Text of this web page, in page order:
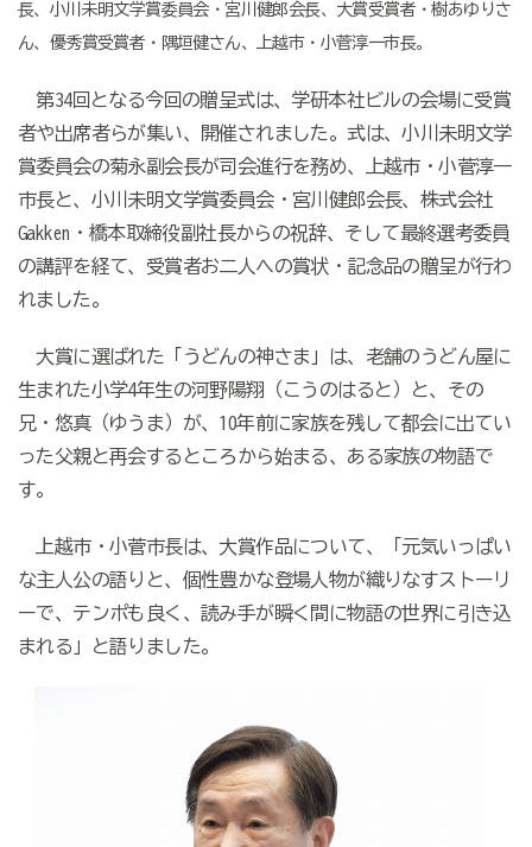
長、小川未明文学賞委員会・宮川健郎会長、大賞受賞者・樹あゆりさ
ん、優秀賞受賞者・隅垣健さん、上越市・小菅淳一市長。
第34回となる今回の贈呈式は、学研本社ビルの会場に受賞
者や出席者らが集い、開催されました。式は、小川未明文学
賞委員会の菊永副会長が司会進行を務め、上越市・小菅淳一
市長と、小川未明文学賞委員会・宮川健郎会長、株式会社
Gakken・橋本取締役副社長からの祝辞、そして最終選考委員
の講評を経て、受賞者お二人への賞状・記念品の贈呈が行わ
れました。
大賞に選ばれた「うどんの神さま」は、老舗のうどん屋に
生まれた小学4年生の河野陽翔（こうのはると）と、その
兄・悠真（ゆうま）が、10年前に家族を残して都会に出てい
った父親と再会するところから始まる、ある家族の物語で
す。
上越市・小菅市長は、大賞作品について、「元気いっぱい
な主人公の語りと、個性豊かな登場人物が織りなすストーリ
ーで、テンポも良く、読み手が瞬く間に物語の世界に引き込
まれる」と語りました。